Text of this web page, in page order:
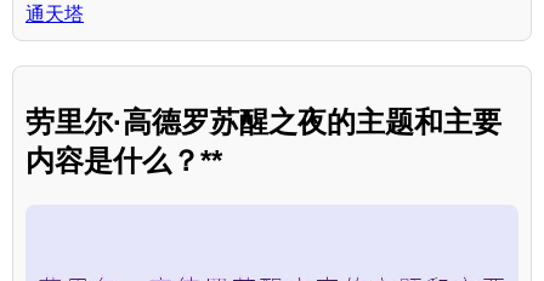
通天塔
劳里尔·高德罗苏醒之夜的主题和主要
内容是什么？**